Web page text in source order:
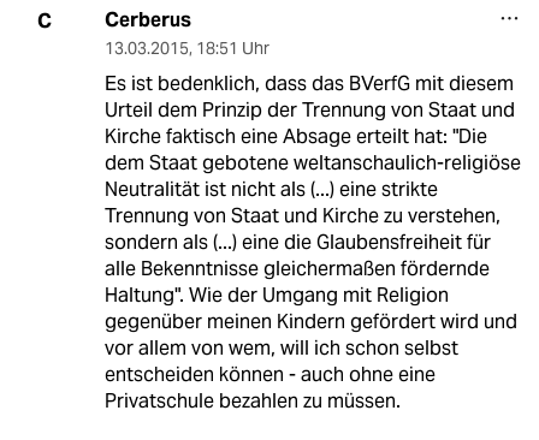
C Cerberus
13.03.2015, 18:51 Uhr
Es ist bedenklich, dass das BVerfG mit diesem
Urteil dem Prinzip der Trennung von Staat und
Kirche faktisch eine Absage erteilt hat: "Die
dem Staat gebotene weltanschaulich-religiöse
Neutralität ist nicht als (...) eine strikte
Trennung von Staat und Kirche zu verstehen,
sondern als (...) eine die Glaubensfreiheit für
alle Bekenntnisse gleichermaßen fördernde
Haltung". Wie der Umgang mit Religion
gegenüber meinen Kindern gefördert wird und
vor allem von wem, will ich schon selbst
entscheiden können - auch ohne eine
Privatschule bezahlen zu müssen.